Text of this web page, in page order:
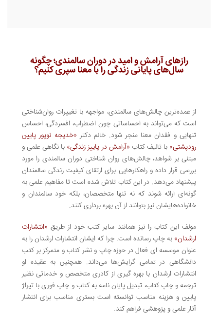
رازهای آرامش و امید در دوران سالمندی؛ چگونه
سال‌های پایانی زندگی را با معنا سپری کنیم؟
از عمده‌ترین چالش‌های سالمندی، مواجهه با تغییرات روان‌شناختی
است که می‌تواند به احساساتی چون اضطراب، افسردگی، احساس
تنهایی و فقدان معنا منجر شود. خانم دکتر «خدیجه نوپور پایین
رودپشتی» با تالیف کتاب «آرامش در پاییز زندگی» با نگاهی علمی و
مبتنی بر شواهد، چالش‌های روان شناختی دوران سالمندی را مورد
بررسی قرار داده و راهکارهایی برای ارتقای کیفیت زندگی سالمندان
پیشنهاد می‌دهد. در این کتاب تلاش شده است تا مفاهیم علمی به
گونه‌ای ارائه شوند که نه تنها متخصصان، بلکه خود سالمندان و
خانواده‌هایشان نیز بتوانند از آن بهره برداری کنند.
مولف این کتاب را نیز همانند سایر کتب خود از طریق «انتشارات
ارشدان» به چاپ رسانده است. چرا که ایشان انتشارات ارشدان را به
عنوان موسسه ای فعال در حوزه چاپ و نشر کتاب و متمرکز بر کتب
دانشگاهی در تمامی گرایش‌ها می‌داند. همچنین به عقیده او
انتشارات ارشدان با بهره گیری از کادری متخصص و خدماتی نظیر
ترجمه و چاپ کتاب، تبدیل پایان نامه به کتاب و چاپ فوری با تیراژ
پایین و هزینه مناسب توانسته است بستری مناسب برای انتشار
آثار علمی و پژوهشی فراهم کند.